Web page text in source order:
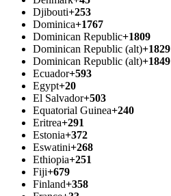
Djibouti+253
Dominica+1767
Dominican Republic+1809
Dominican Republic (alt)+1829
Dominican Republic (alt)+1849
Ecuador+593
Egypt+20
El Salvador+503
Equatorial Guinea+240
Eritrea+291
Estonia+372
Eswatini+268
Ethiopia+251
Fiji+679
Finland+358